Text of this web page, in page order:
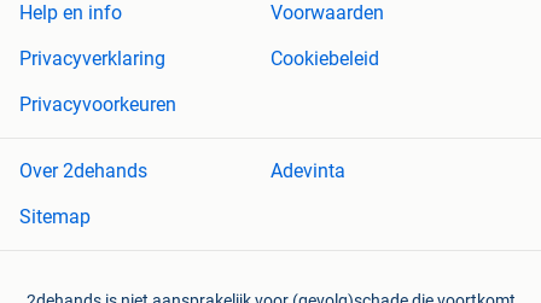
Help en info
Voorwaarden
Privacyverklaring
Cookiebeleid
Privacyvoorkeuren
Over 2dehands
Adevinta
Sitemap